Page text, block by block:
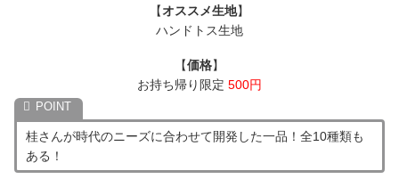
【オススメ生地】
ハンドトス生地
【価格】
お持ち帰り限定 500円
桂さんが時代のニーズに合わせて開発した一品！全10種類も
ある！